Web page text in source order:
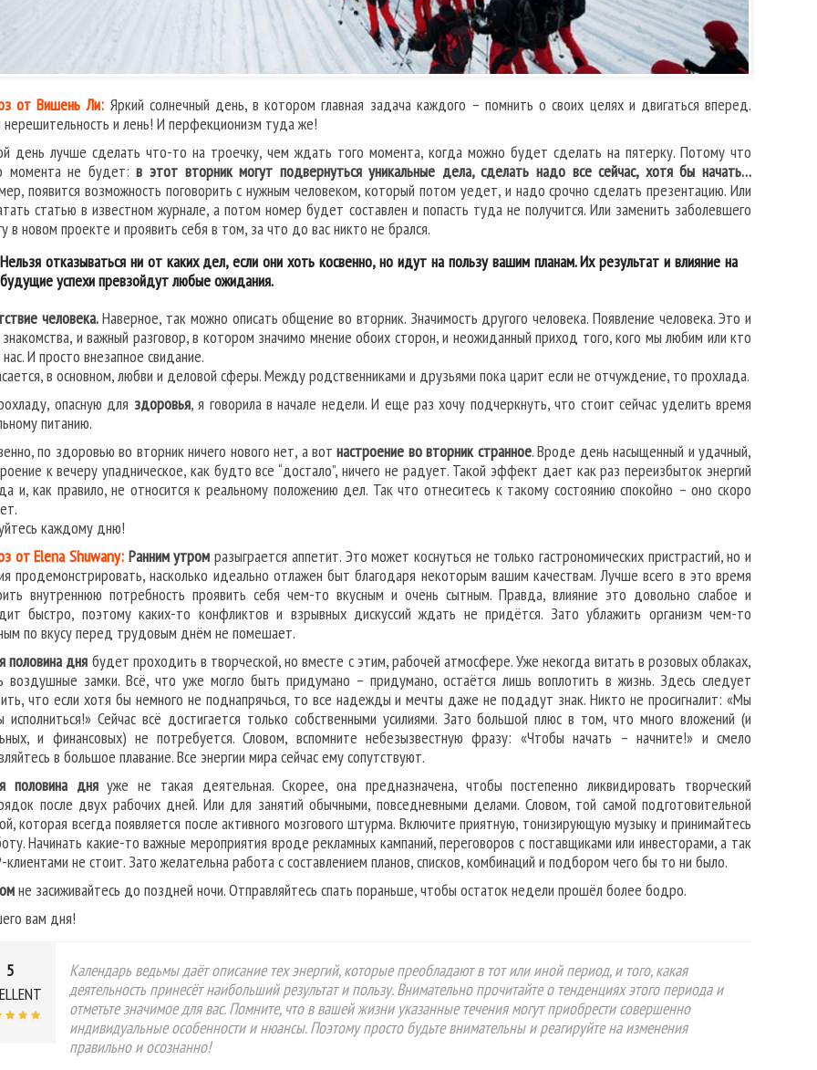
от Вишень Ли: Яркий солнечный день, в котором главная задача каждого – помнить о своих целях и двигаться вперед.
и лень! И перфекционизм туда же!
день лучше сделать что-то на троечку, чем ждать того момента, когда можно будет сделать на пятерку. Потому что
момента не будет: в этот вторник могут подвернуться уникальные дела, сделать надо все сейчас, хотя бы начать…
появится возможность поговорить с нужным человеком, который потом уедет, и надо срочно сделать презентацию. Или
статью в известном журнале, а потом номер будет составлен и попасть туда не получится. Или заменить заболевшего
в новом проекте и проявить себя в том, за что до вас никто не брался.
Нельзя отказываться ни от каких дел, если они хоть косвенно, но идут на пользу вашим планам. Их результат и влияние на
будущие успехи превзойдут любые ожидания.
человека.Наверное, так можно описать общение во вторник. Значимость другого человека. Появление человека. Это и
и важный разговор, в котором значимо мнение обоих сторон, и неожиданный приход того, кого мы любим или кто
И просто внезапное свидание.
в основном, любви и деловой сферы. Между родственниками и друзьями пока царит если не отчуждение, то прохлада.
опасную для здоровья, я говорила в начале недели. И еще раз хочу подчеркнуть, что стоит сейчас уделить время
питанию.
по здоровью во вторник ничего нового нет, а вотнастроение во вторник странное. Вроде день насыщенный и удачный,
к вечеру упадническое, как будто все “достало”, ничего не радует. Такой эффект дает как раз переизбыток энергий
и, как правило, не относится к реальному положению дел. Так что отнеситесь к такому состоянию спокойно – оно скоро
каждому дню!
от Elena Shuwany: Ранним утром разыграется аппетит. Это может коснуться не только гастрономических пристрастий, но и
продемонстрировать, насколько идеально отлажен быт благодаря некоторым вашим качествам. Лучше всего в это время
внутреннюю потребность проявить себя чем-то вкусным и очень сытным. Правда, влияние это довольно слабое и
быстро, поэтому каких-то конфликтов и взрывных дискуссий ждать не придётся. Зато ублажить организм чем-то
по вкусу перед трудовым днём не помешает.
половина дня будет проходить в творческой, но вместе с этим, рабочей атмосфере. Уже некогда витать в розовых облаках,
воздушные замки. Всё, что уже могло быть придумано – придумано, остаётся лишь воплотить в жизнь. Здесь следует
что если хотя бы немного не поднапрячься, то все надежды и мечты даже не подадут знак. Никто не просигналит: «Мы
исполниться!» Сейчас всё достигается только собственными усилиями. Зато большой плюс в том, что много вложений (и
и финансовых) не потребуется. Словом, вспомните небезызвестную фразу: «Чтобы начать – начните!» и смело
в большое плавание. Все энергии мира сейчас ему сопутствуют.
половина дняуже не такая деятельная. Скорее, она предназначена, чтобы постепенно ликвидировать творческий
после двух рабочих дней. Или для занятий обычными, повседневными делами. Словом, той самой подготовительной
которая всегда появляется после активного мозгового штурма. Включите приятную, тонизирующую музыку и принимайтесь
Начинать какие-то важные мероприятия вроде рекламных кампаний, переговоров с поставщиками или инвесторами, а так
клиентами не стоит. Зато желательна работа с составлением планов, списков, комбинаций и подбором чего бы то ни было.
не засиживайтесь до поздней ночи. Отправляйтесь спать пораньше, чтобы остаток недели прошёл более бодро.
вам дня!
5
Календарь ведьмы даёт описание тех энергий, которые преобладают в тот или иной период, и того, какая
деятельность принесёт наибольший результат и пользу. Внимательно прочитайте о тенденциях этого периода и
отметьте значимое для вас. Помните, что в вашей жизни указанные течения могут приобрести совершенно
индивидуальные особенности и нюансы. Поэтому просто будьте внимательны и реагируйте на изменения
правильно и осознанно!